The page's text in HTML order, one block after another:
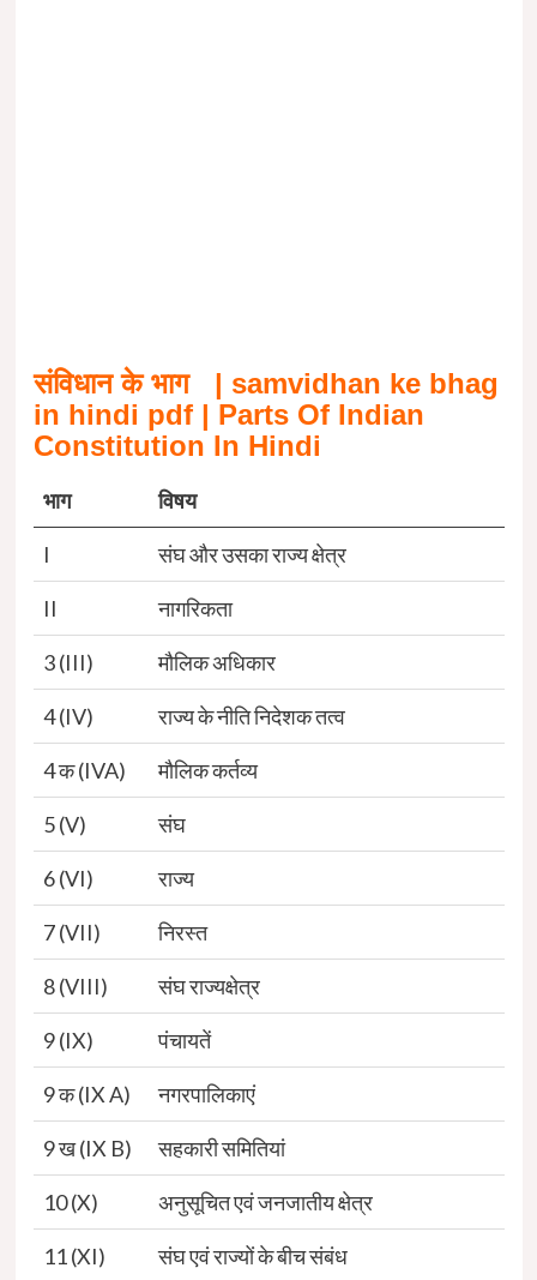
संविधान के भाग | samvidhan ke bhag
in hindi pdf | Parts Of Indian
Constitution In Hindi
भाग विषय
I संघ और उसका राज्य क्षेत्र
II नागरिकता
3 (III) मौलिक अधिकार
4 (IV) राज्य के नीति निदेशक तत्व
4 क (IVA) मौलिक कर्तव्य
5 (V) संघ
6 (VI) राज्य
7 (VII) निरस्त
8 (VIII) संघ राज्यक्षेत्र
9 (IX) पंचायतें
9 क (IX A) नगरपालिकाएं
9 ख (IX B) सहकारी समितियां
10 (X) अनुसूचित एवं जनजातीय क्षेत्र
11 (XI) संघ एवं राज्यों के बीच संबंध